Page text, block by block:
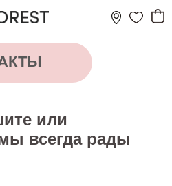
или
всегда рады